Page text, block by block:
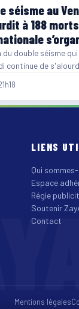
séisme au
à 188
du double séisme
continue de
LIENS
Qui
Espace
Régie
Soutenir
Contact
Mentions légales